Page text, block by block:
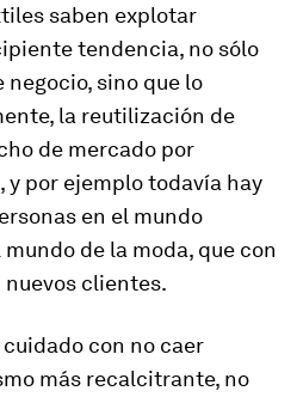
saben explotar
tendencia, no sólo
negocio, sino que lo
la reutilización de
de mercado por
y por ejemplo todavía hay
en el mundo
de la moda, que con
clientes.
con no caer
más recalcitrante, no